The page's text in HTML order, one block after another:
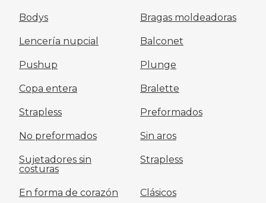
Bodys Bragas moldeadoras
Lencería nupcial Balconet
Pushup Plunge
Copa entera Bralette
Strapless Preformados
No preformados Sin aros
Sujetadores sin
costuras
Strapless
En forma de corazón Clásicos